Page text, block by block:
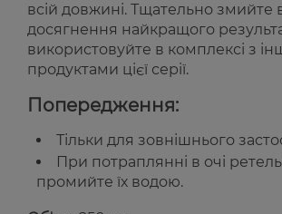
всій довжині. Тщательно змийте
досягнення найкращого
використовуйте в комплексі з
продуктами цієї серії.
Попередження:
Тільки для зовнішнього
При потраплянні в очі
промийте їх водою.